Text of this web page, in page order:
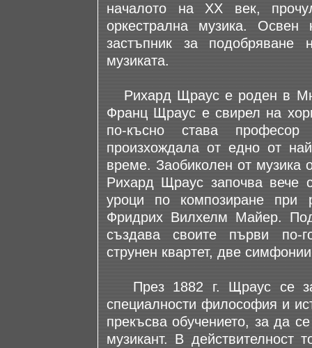
началото на XX век,
оркестрална музика.
застъпник за подобряване
музиката.
Рихард Щраус е роден в
Франц Щраус е свирел на
по-късно става
произхождала от едно от
време. Заобиколен от
Рихард Щраус започва вече
уроци по композиране при
Фридрих Вилхелм Майер.
създава своите първи по-
струнен квартет, две
През 1882 г. Щраус се
специалности философия и
прекъсва обучението, за да
музикант. В действителност